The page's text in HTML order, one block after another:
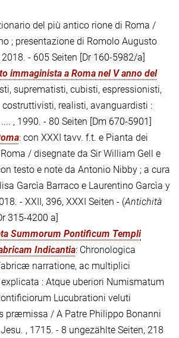
del più antico rione di Roma /
; presentazione di Romolo Augusto
- 605 Seiten [Dr 160-5982/a]
immaginista a Roma nel V anno del
suprematisti, cubisti, espressionisti,
costruttivisti, realisti, avanguardisti :
, 1990. - 80 Seiten [Dm 670-5901]
: con XXXI tavv. f.t. e Pianta dei
/ disegnate da Sir William Gell e
testo e note da Antonio Nibby ; a cura
Garcìa Barraco e Laurentino Garcìa y
- XXII, 396, XXXI Seiten - (Antichità
315-4200 a]
Summorum Pontificum Templi
Indicantia: Chronologica
narratione, ac multiplici
: Atque uberiori Numismatum
Lucubrationi veluti
præmissa / A Patre Philippo Bonanni
, 1715. - 8 ungezählte Seiten, 218